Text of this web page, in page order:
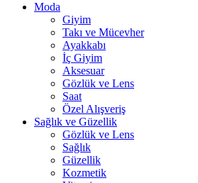
Moda
Giyim
Takı ve Mücevher
Ayakkabı
İç Giyim
Aksesuar
Gözlük ve Lens
Saat
Özel Alışveriş
Sağlık ve Güzellik
Gözlük ve Lens
Sağlık
Güzellik
Kozmetik